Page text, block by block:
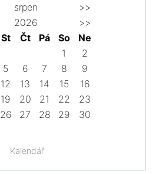
Kalendář
srpen
>>
2026
>>
St Čt Pá So
Ne
1
2
5 6 7 8
9
12 13 14 15
16
19 20 21 22
23
26 27 28 29
30